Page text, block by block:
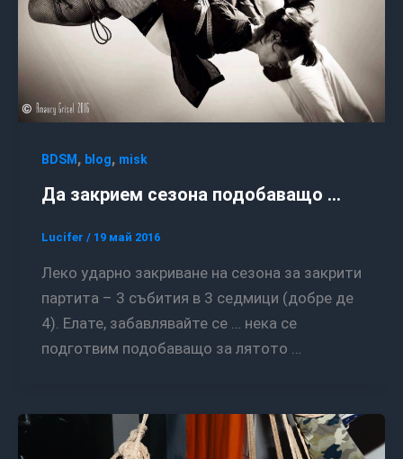
BDSM , blog, misk
Да закрием сезона подобаващо …
Lucifer / 19 май 2016
Леко ударно закриване на сезона за закрити
партита – 3 събития в 3 седмици (добре де
4). Елате, забавлявайте се … нека се
подготвим подобаващо за лятото …